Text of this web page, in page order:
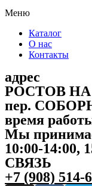
Меню
Каталог
О нас
Контакты
адрес
РОСТОВ
пер.
время
Мы
10:00-14:00,
СВЯЗЬ
+7 (908) 514-